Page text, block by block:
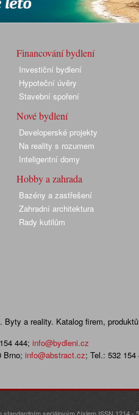
Financování bydlení
Investiční bydlení
Hypoteční úvěry
Stavební spoření
Nové bydlení
Developerské projekty
Na reality s rozumem
Inteligentní domy
Hobby a zahrada
Bazény a zastřešení
Zahradní architektura
Rady kutilům
a reality. Katalog firem,
444; info@bydleni.cz
Brno; info@abstract.cz; Tel.: 532 154